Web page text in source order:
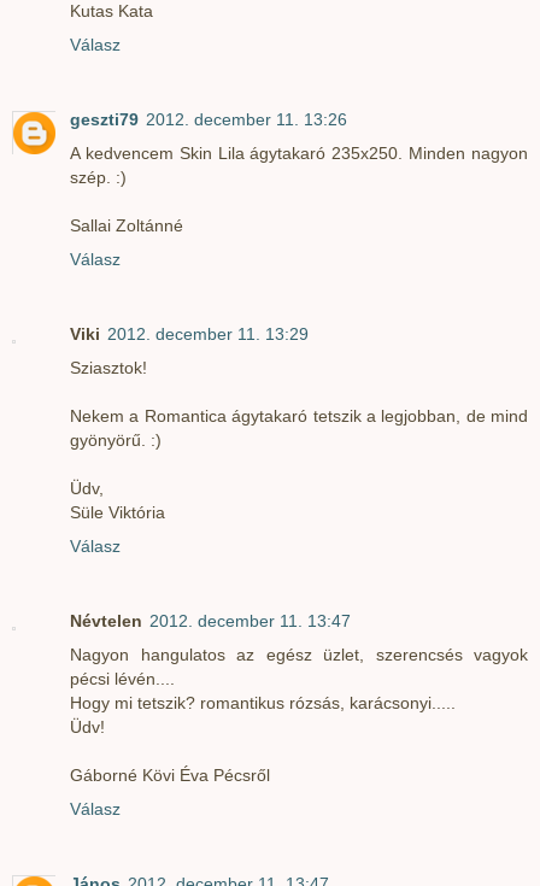
Kutas Kata
Válasz
geszti79 2012. december 11. 13:26
A kedvencem Skin Lila ágytakaró 235x250. Minden nagyon
szép. :)
Sallai Zoltánné
Válasz
Viki 2012. december 11. 13:29
Sziasztok!
Nekem a Romantica ágytakaró tetszik a legjobban, de mind
gyönyörű. :)
Üdv,
Süle Viktória
Válasz
Névtelen 2012. december 11. 13:47
Nagyon hangulatos az egész üzlet, szerencsés vagyok
pécsi lévén....
Hogy mi tetszik? romantikus rózsás, karácsonyi.....
Üdv!
Gáborné Kövi Éva Pécsről
Válasz